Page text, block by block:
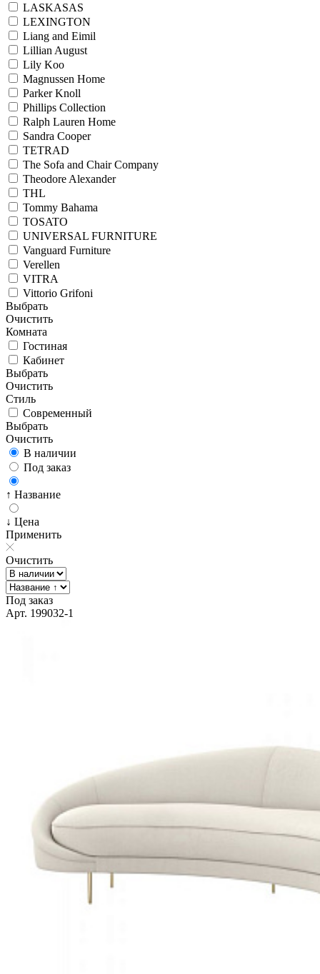
LASKASAS
LEXINGTON
Liang and Eimil
Lillian August
Lily Koo
Magnussen Home
Parker Knoll
Phillips Collection
Ralph Lauren Home
Sandra Cooper
TETRAD
The Sofa and Chair Company
Theodore Alexander
THL
Tommy Bahama
TOSATO
UNIVERSAL FURNITURE
Vanguard Furniture
Verellen
VITRA
Vittorio Grifoni
Выбрать
Очистить
Комната
Гостиная
Кабинет
Выбрать
Очистить
Стиль
Современный
Выбрать
Очистить
В наличии
Под заказ
↑ Название
↓ Цена
Применить
Очистить
Под заказ
Арт. 199032-1